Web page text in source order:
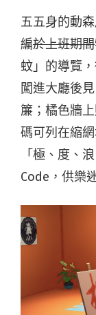
五五身的動
編於上班期間
蚊」的導覽
闖進大廳後
簾；橘色牆
碼可列在縮
「極、度、
Code，供樂